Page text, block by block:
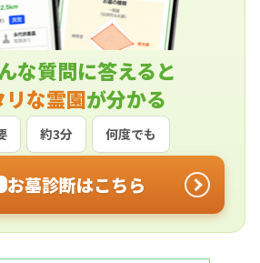
な質問に答えると
リな霊園が分かる
約3分 何度でも
お墓診断はこちら